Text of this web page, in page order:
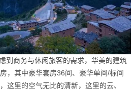
到商务与休闲旅客的需求，华美的建筑
，其中豪华套房36间、豪华单间/标间
这里的空气无比的清新，这里的云、